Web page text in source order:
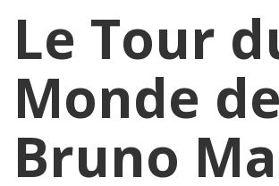
Le Tour
Monde de
Bruno